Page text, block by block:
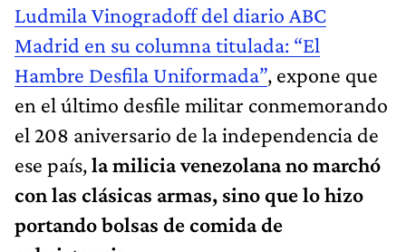
Ludmila Vinogradoff del diario ABC
Madrid en su columna titulada: “El
Hambre Desfila Uniformada”, expone que
en el último desfile militar conmemorando
el 208 aniversario de la independencia de
ese país,la milicia venezolana no marchó
con las clásicas armas, sino que lo hizo
portando bolsas de comida de